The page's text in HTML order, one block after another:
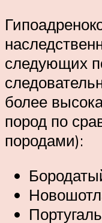
следующих
более
пород по
породами):